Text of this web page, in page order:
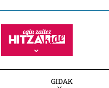
GIDAK